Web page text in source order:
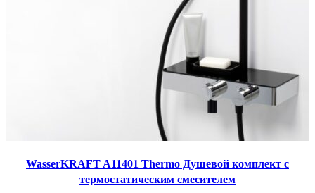
WasserKRAFT A11401 Thermo Душевой комплект с
термостатическим смесителем